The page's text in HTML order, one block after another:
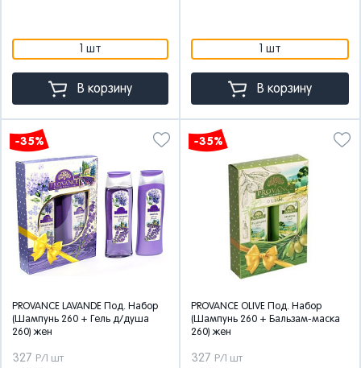
1 шт
В корзину
1 шт
В корзину
-35%
PROVANCE LAVANDE Под. Набор
(Шампунь 260 + Гель д/душа
260) жен
327 Р/1 шт
-35%
PROVANCE OLIVE Под. Набор
(Шампунь 260 + Бальзам-маска
260) жен
327 Р/1 шт